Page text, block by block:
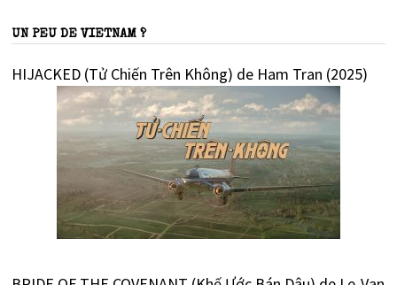
UN PEU DE VIETNAM ?
HIJACKED (Tử Chiến Trên Không) de Ham Tran (2025)